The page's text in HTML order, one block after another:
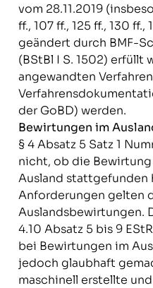
vom 28.11.2019
ff., 107 ff., 125 ff., 130
geändert durch BMF-
(BStBl I S. 1502) erfüllt
angewandten
der GoBD) werden.
Bewirtungen im
§ 4 Absatz 5 Satz 1
nicht, ob die
Ausland stattgefunden
Anforderungen gelten
Auslandsbewirtungen.
4.10 Absatz 5 bis 9
bei Bewirtungen im
jedoch glaubhaft
maschinell erstellte